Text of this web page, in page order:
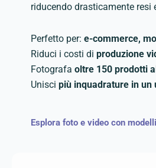
riducendo drasticamente resi
Perfetto per: e-commerce,
Riduci i costi di produzione
Fotografa oltre 150 prodotti
Unisci più inquadrature in un
Esplora foto e video con